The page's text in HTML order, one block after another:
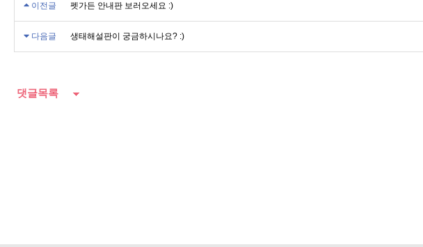
이전글 펫가든 안내판 보러오세요 :)
다음글 생태해설판이 궁금하시나요? :)
댓글목록